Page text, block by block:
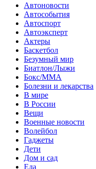
Автоновости
Автособытия
Автоспорт
Автоэксперт
Актеры
Баскетбол
Безумный мир
Биатлон/Лыжи
Бокс/MMA
Болезни и лекарства
В мире
В России
Вещи
Военные новости
Волейбол
Гаджеты
Дети
Дом и сад
Еда